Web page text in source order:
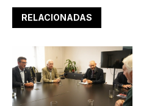
RELACIONADAS